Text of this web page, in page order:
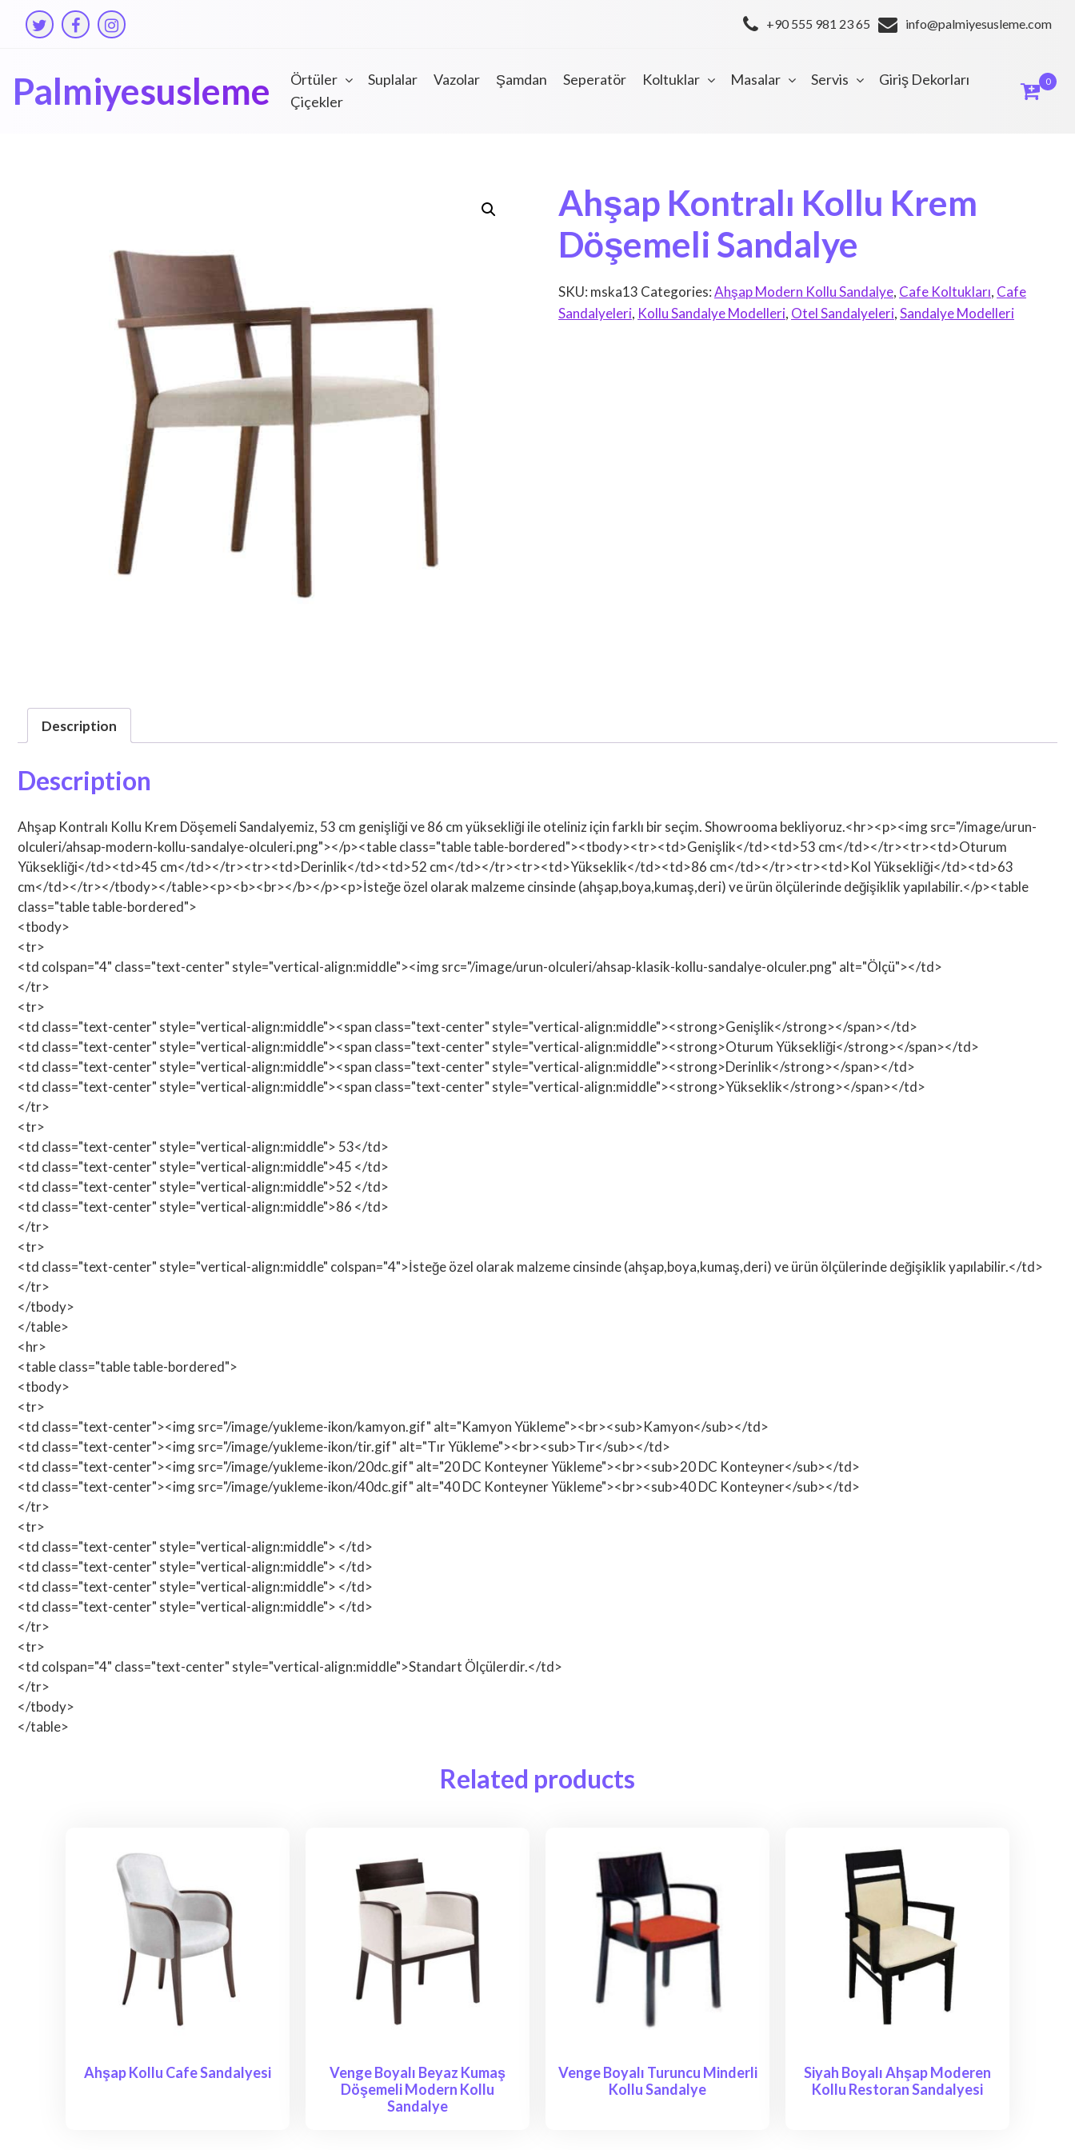
content
+90 555 981 23 65 info@palmiyesusleme.com
Palmiyesusleme Örtüler Suplalar Vazolar Şamdan Seperatör Koltuklar Masalar Servis
Giriş Dekorları
Çiçekler
0
Ahşap Kontralı Kollu Krem
Döşemeli Sandalye
SKU: mska13 Categories:Ahşap Modern Kollu Sandalye, Cafe Koltukları, Cafe
Sandalyeleri, Kollu Sandalye Modelleri, Otel Sandalyeleri,Sandalye Modelleri
Description
Description
Ahşap Kontralı Kollu Krem Döşemeli Sandalyemiz, 53 cm genişliği ve 86 cm yüksekliği ile oteliniz için farklı bir seçim. Showrooma bekliyoruz.<hr><p><img src="/image/urun-
olculeri/ahsap-modern-kollu-sandalye-olculeri.png"></p><table class="table table-bordered"><tbody><tr><td>Genişlik</td><td>53 cm</td></tr><tr><td>Oturum
Yüksekliği</td><td>45 cm</td></tr><tr><td>Derinlik</td><td>52 cm</td></tr><tr><td>Yükseklik</td><td>86 cm</td></tr><tr><td>Kol Yüksekliği</td><td>63
cm</td></tr></tbody></table><p><b><br></b></p><p>İsteğe özel olarak malzeme cinsinde (ahşap,boya,kumaş,deri) ve ürün ölçülerinde değişiklik yapılabilir.</p><table
class="table table-bordered">
<tbody>
<tr>
<td colspan="4" class="text-center" style="vertical-align:middle"><img src="/image/urun-olculeri/ahsap-klasik-kollu-sandalye-olculer.png" alt="Ölçü"></td>
</tr>
<tr>
<td class="text-center" style="vertical-align:middle"><span class="text-center" style="vertical-align:middle"><strong>Genişlik</strong></span></td>
<td class="text-center" style="vertical-align:middle"><span class="text-center" style="vertical-align:middle"><strong>Oturum Yüksekliği</strong></span></td>
<td class="text-center" style="vertical-align:middle"><span class="text-center" style="vertical-align:middle"><strong>Derinlik</strong></span></td>
<td class="text-center" style="vertical-align:middle"><span class="text-center" style="vertical-align:middle"><strong>Yükseklik</strong></span></td>
</tr>
<tr>
<td class="text-center" style="vertical-align:middle"> 53</td>
<td class="text-center" style="vertical-align:middle">45 </td>
<td class="text-center" style="vertical-align:middle">52 </td>
<td class="text-center" style="vertical-align:middle">86 </td>
</tr>
<tr>
<td class="text-center" style="vertical-align:middle" colspan="4">İsteğe özel olarak malzeme cinsinde (ahşap,boya,kumaş,deri) ve ürün ölçülerinde değişiklik yapılabilir.</td>
</tr>
</tbody>
</table>
<hr>
<table class="table table-bordered">
<tbody>
<tr>
<td class="text-center"><img src="/image/yukleme-ikon/kamyon.gif" alt="Kamyon Yükleme"><br><sub>Kamyon</sub></td>
<td class="text-center"><img src="/image/yukleme-ikon/tir.gif" alt="Tır Yükleme"><br><sub>Tır</sub></td>
<td class="text-center"><img src="/image/yukleme-ikon/20dc.gif" alt="20 DC Konteyner Yükleme"><br><sub>20 DC Konteyner</sub></td>
<td class="text-center"><img src="/image/yukleme-ikon/40dc.gif" alt="40 DC Konteyner Yükleme"><br><sub>40 DC Konteyner</sub></td>
</tr>
<tr>
<td class="text-center" style="vertical-align:middle"> </td>
<td class="text-center" style="vertical-align:middle"> </td>
<td class="text-center" style="vertical-align:middle"> </td>
<td class="text-center" style="vertical-align:middle"> </td>
</tr>
<tr>
<td colspan="4" class="text-center" style="vertical-align:middle">Standart Ölçülerdir.</td>
</tr>
</tbody>
</table>
Related products
Ahşap Kollu Cafe Sandalyesi
Venge Boyalı Beyaz Kumaş
Döşemeli Modern Kollu
Sandalye
Venge Boyalı Turuncu Minderli
Kollu Sandalye
Siyah Boyalı Ahşap Moderen
Kollu Restoran Sandalyesi